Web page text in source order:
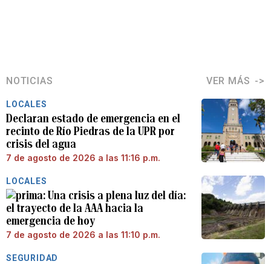
NOTICIAS VER MÁS
LOCALES
Declaran estado de emergencia en el
recinto de Río Piedras de la UPR por
crisis del agua
7 de agosto de 2026 a las 11:16 p.m.
LOCALES
Una crisis a plena luz del día:
el trayecto de la AAA hacia la
emergencia de hoy
7 de agosto de 2026 a las 11:10 p.m.
SEGURIDAD